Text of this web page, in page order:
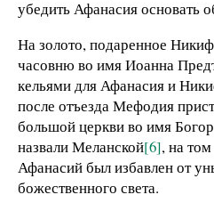
убедить Афанасия основать
На золото, подаренное
часовню во имя Иоанна
кельями для Афанасия и
после отъезда Мефодия
большой церкви во имя
назвали Меланской[6], на
Афанасий был избавлен от
божественного света.